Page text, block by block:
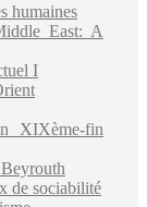
humaines
East: A
I
XIXème-fin
de sociabilité